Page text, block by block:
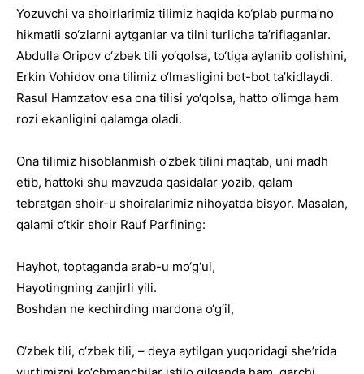
Yozuvchi va shoirlarimiz tilimiz haqida ko‘plab purmaʼno
hikmatli so‘zlarni aytganlar va tilni turlicha taʼriflaganlar.
Abdulla Oripov o‘zbek tili yo‘qolsa, to‘tiga aylanib qolishini,
Erkin Vohidov ona tilimiz o‘lmasligini bot-bot taʼkidlaydi.
Rasul Hamzatov esa ona tilisi yo‘qolsa, hatto o‘limga ham
rozi ekanligini qalamga oladi.
Ona tilimiz hisoblanmish o‘zbek tilini maqtab, uni madh
etib, hattoki shu mavzuda qasidalar yozib, qalam
tebratgan shoir-u shoiralarimiz nihoyatda bisyor. Masalan,
qalami o‘tkir shoir Rauf Parfining:
Hayhot, toptaganda arab-u mo‘g‘ul,
Hayotingning zanjirli yili.
Boshdan ne kechirding mardona o‘g‘il,
O‘zbek tili, o‘zbek tili, – deya aytilgan yuqoridagi sheʼrida